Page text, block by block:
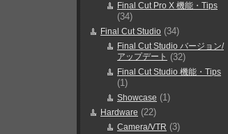
Final Cut Pro X 機能・Tips
(34)
Final Cut Studio (34)
Final Cut Studio バージョン/
アップデート (32)
Final Cut Studio 機能・Tips
(1)
Showcase (1)
Hardware (22)
Camera/VTR (3)